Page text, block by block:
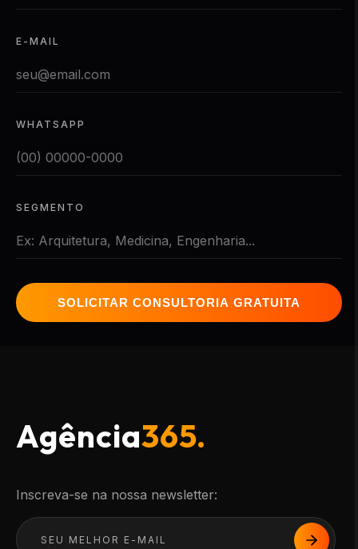
E-MAIL
WHATSAPP
SEGMENTO
SOLICITAR CONSULTORIA GRATUITA
Agência365.
Inscreva-se na nossa newsletter: